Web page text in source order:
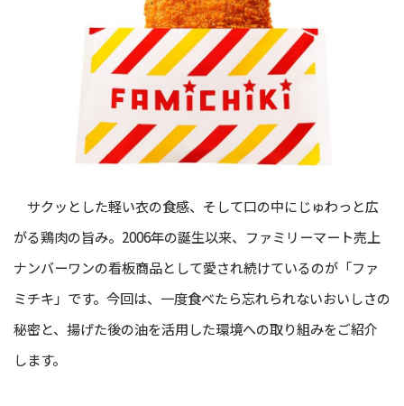
サクッとした軽い衣の食感、そして口の中にじゅわっと広
がる鶏肉の旨み。2006年の誕生以来、ファミリーマート売上
ナンバーワンの看板商品として愛され続けているのが「ファ
ミチキ」です。今回は、一度食べたら忘れられないおいしさの
秘密と、揚げた後の油を活用した環境への取り組みをご紹介
します。